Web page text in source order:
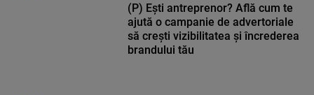
(P) Ești antreprenor? Află cum te
ajută o campanie de advertoriale
să crești vizibilitatea și încrederea
brandului tău